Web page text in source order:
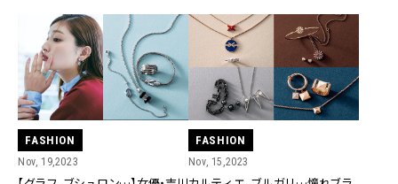
FASHION
Nov, 19,2023
FASHION
Nov, 15,2023